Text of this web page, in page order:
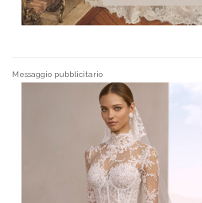
Messaggio pubblicitario